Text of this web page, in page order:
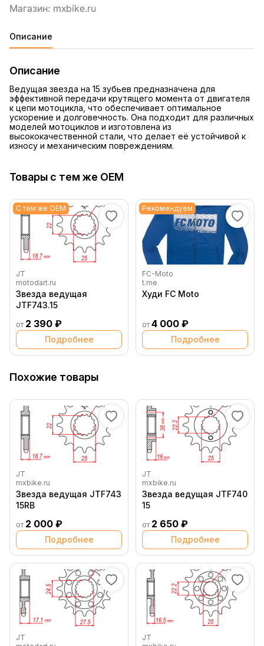
Описание
Описание
Ведущая звезда на 15 зубьев предназначена для
эффективной передачи крутящего момента от двигателя
к цепи мотоцикла, что обеспечивает оптимальное
ускорение и долговечность. Она подходит для различных
моделей мотоциклов и изготовлена из
высококачественной стали, что делает её устойчивой к
износу и механическим повреждениям.
Товары с тем же OEM
С тем же OEM
JT
motodart.ru
Звезда ведущая
JTF743.15
от 2 390 ₽
Подробнее
Рекомендуем
FC-Moto
t.me
Худи FC Moto
от 4 000 ₽
Подробнее
Похожие товары
JT
mxbike.ru
Звезда ведущая JTF743
15RB
от 2 000 ₽
Подробнее
JT
mxbike.ru
Звезда ведущая JTF740
15
от 2 650 ₽
Подробнее
JT
JT